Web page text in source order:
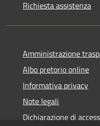
Richiesta assistenza
Amministrazione
Albo pretorio online
Informativa privacy
Note legali
Dichiarazione di